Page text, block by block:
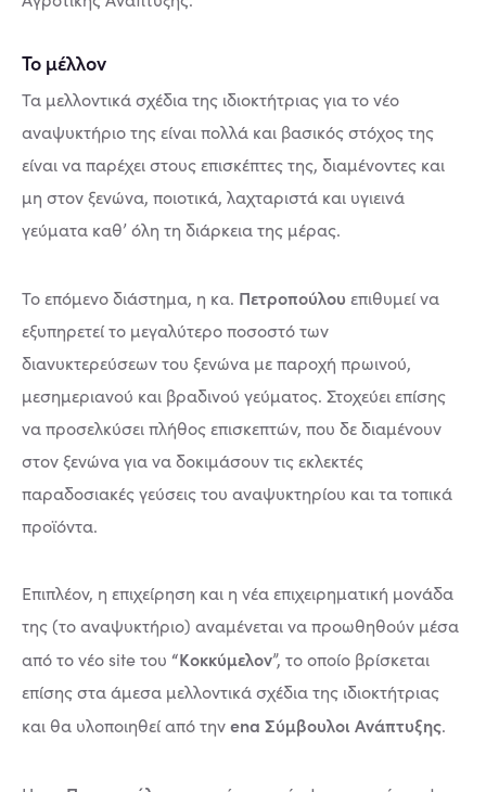
Το μέλλον
Τα μελλοντικά σχέδια της ιδιοκτήτριας για το νέο
αναψυκτήριο της είναι πολλά και βασικός στόχος της
είναι να παρέχει στους επισκέπτες της, διαμένοντες και
μη στον ξενώνα, ποιοτικά, λαχταριστά και υγιεινά
γεύματα καθ’ όλη τη διάρκεια της μέρας.
Το επόμενο διάστημα, η κα. Πετροπούλου επιθυμεί να
εξυπηρετεί το μεγαλύτερο ποσοστό των
διανυκτερεύσεων του ξενώνα με παροχή πρωινού,
μεσημεριανού και βραδινού γεύματος. Στοχεύει επίσης
να προσελκύσει πλήθος επισκεπτών, που δε διαμένουν
στον ξενώνα για να δοκιμάσουν τις εκλεκτές
παραδοσιακές γεύσεις του αναψυκτηρίου και τα τοπικά
προϊόντα.
Επιπλέον, η επιχείρηση και η νέα επιχειρηματική μονάδα
της (το αναψυκτήριο) αναμένεται να προωθηθούν μέσα
από το νέο site του “Κοκκύμελον”, το οποίο βρίσκεται
επίσης στα άμεσα μελλοντικά σχέδια της ιδιοκτήτριας
και θα υλοποιηθεί από τηνena Σύμβουλοι Ανάπτυξης.